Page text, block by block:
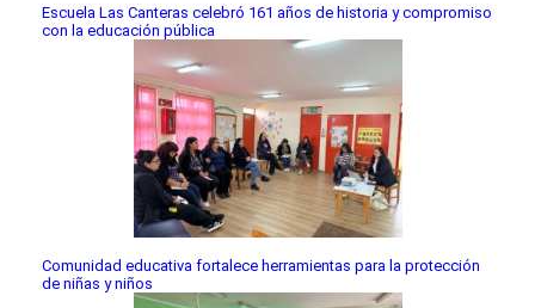
Escuela Las Canteras celebró 161 años de historia y compromiso
con la educación pública
Comunidad educativa fortalece herramientas para la protección
de niñas y niños